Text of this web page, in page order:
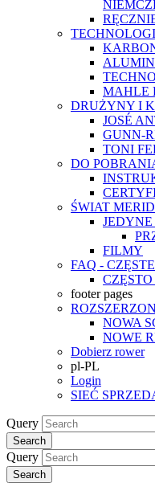
MAHLE
DRUŻYNY I
JOSÉ
GUNN-
TONI
DO
ŚWIAT
FILMY
FAQ -
footer pages
NOWA
NOWE
Dobierz rower
pl-PL
Login
SIEĆ
Query
Search
Query
Search